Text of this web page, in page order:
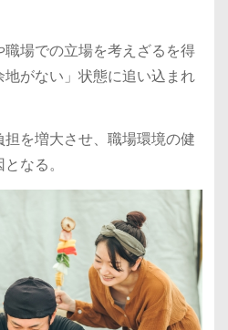
場での立場を考えざるを得
がない」状態に追い込まれ
を増大させ、職場環境の健
なる。